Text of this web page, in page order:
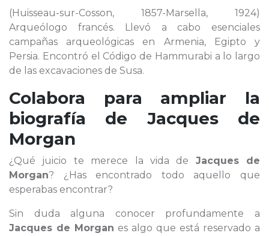
(Huisseau-sur-Cosson, 1857-Marsella, 1924)
Arqueólogo francés. Llevó a cabo esenciales
campañas arqueológicas en Armenia, Egipto y
Persia. Encontró el Código de Hammurabi a lo largo
de las excavaciones de Susa.
Colabora para ampliar la
biografía de Jacques de
Morgan
¿Qué juicio te merece la vida de Jacques de
Morgan? ¿Has encontrado todo aquello que
esperabas encontrar?
Sin duda alguna conocer profundamente a
Jacques de Morgan es algo que está reservado a